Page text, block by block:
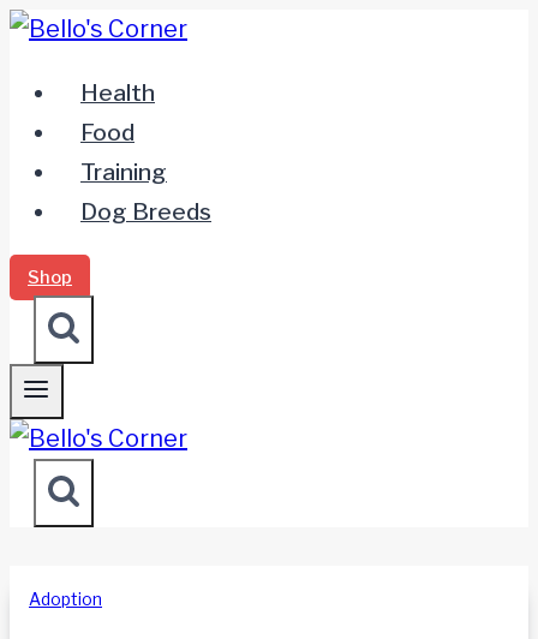
Zum
springenHealth
Food
Training
Dog Breeds
Shop
Adoption